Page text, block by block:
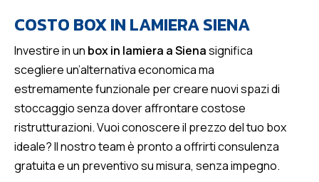
COSTO BOX IN LAMIERA SIENA
Investire in un box in lamiera a Sienasignifica
scegliere un’alternativa economica ma
estremamente funzionale per creare nuovi spazi di
stoccaggio senza dover affrontare costose
ristrutturazioni. Vuoi conoscere il prezzo del tuo box
ideale? Il nostro team è pronto a offrirti consulenza
gratuita e un preventivo su misura, senza impegno.